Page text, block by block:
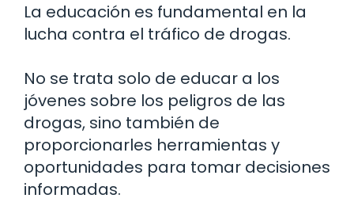
La educación es fundamental en la
lucha contra el tráfico de drogas.
No se trata solo de educar a los
jóvenes sobre los peligros de las
drogas, sino también de
proporcionarles herramientas y
oportunidades para tomar decisiones
informadas.